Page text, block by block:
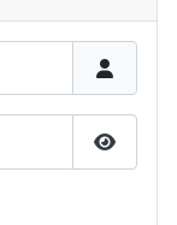
Näytä